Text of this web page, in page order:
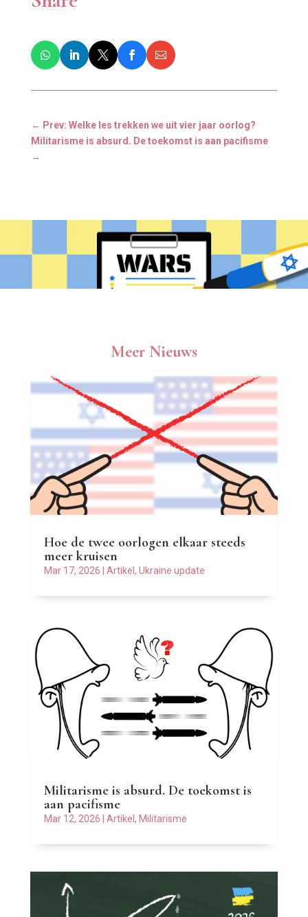
← Prev: Welke les trekken we uit vier jaar oorlog?
Militarisme is absurd. De toekomst is aan pacifisme
→
Meer Nieuws
Hoe de twee oorlogen elkaar steeds
meer kruisen
Mar 17, 2026 Artikel , Ukraine update
Militarisme is absurd. De toekomst is
aan pacifisme
Mar 12, 2026 Artikel , Militarisme